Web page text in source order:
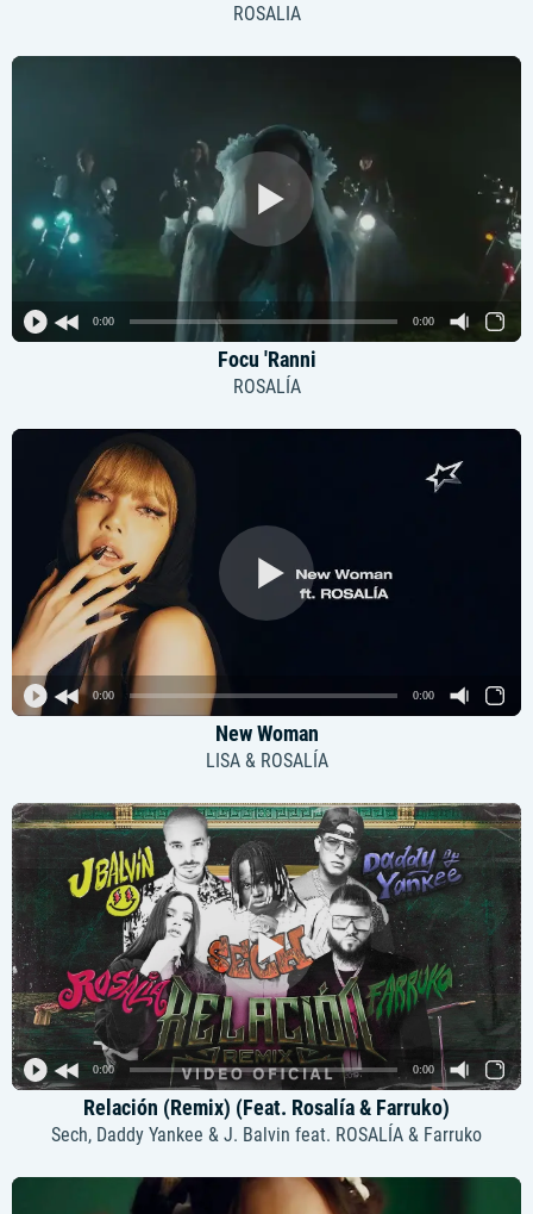
ROSALIA
0:00 0:00
Focu 'Ranni
ROSALÍA
0:00 0:00
New Woman
LISA & ROSALÍA
0:00 0:00
Relación (Remix) (Feat. Rosalía & Farruko)
Sech, Daddy Yankee & J. Balvin feat. ROSALÍA & Farruko